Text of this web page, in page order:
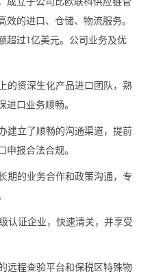
的进口、仓储、物流服务。
超过1亿美元。公司业务及优
的资深生化产品进口团队，熟
进口业务顺畅。
建立了顺畅的沟通渠道，提前
申报合法合规。
期的业务合作和政策沟通，专
认证企业，快速清关，并享受
远程查验平台和保税区特殊物